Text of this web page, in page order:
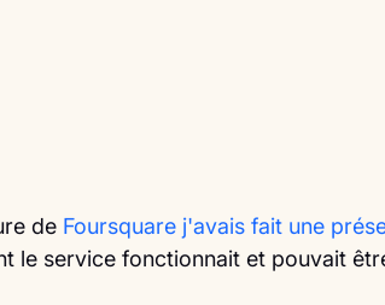
de Foursquare j'avais fait une
le service fonctionnait et pouvait